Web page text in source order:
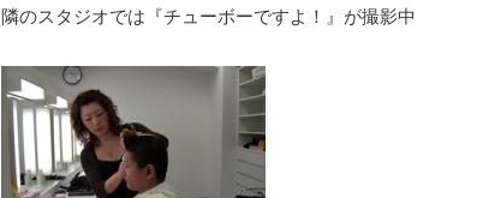
隣のスタジオでは『チューボーですよ！』が撮影中